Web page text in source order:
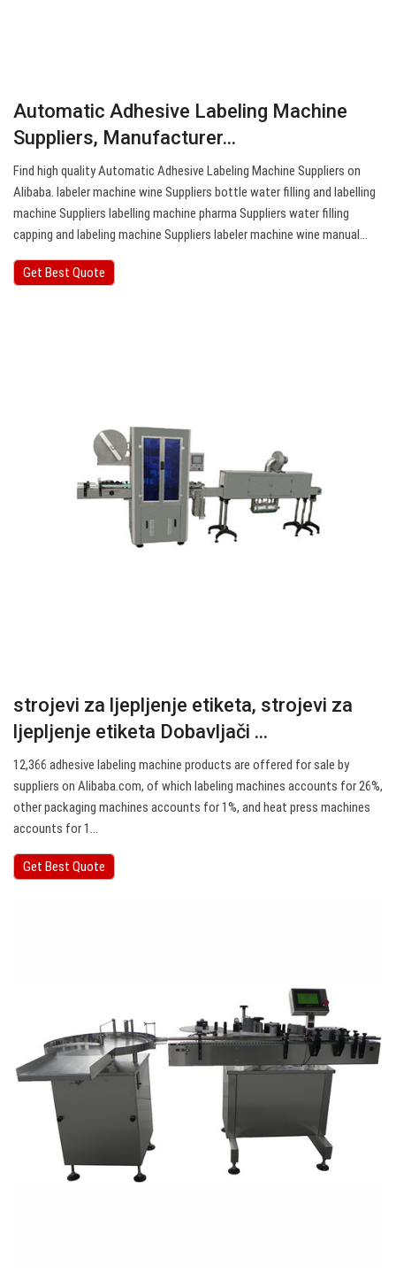
Automatic Adhesive Labeling Machine
Suppliers, Manufacturer…
Find high quality Automatic Adhesive Labeling Machine Suppliers on
Alibaba. labeler machine wine Suppliers bottle water filling and labelling
machine Suppliers labelling machine pharma Suppliers water filling
capping and labeling machine Suppliers labeler machine wine manual…
Get Best Quote
strojevi za ljepljenje etiketa, strojevi za
ljepljenje etiketa Dobavljači ...
12,366 adhesive labeling machine products are offered for sale by
suppliers on Alibaba.com, of which labeling machines accounts for 26%,
other packaging machines accounts for 1%, and heat press machines
accounts for 1…
Get Best Quote